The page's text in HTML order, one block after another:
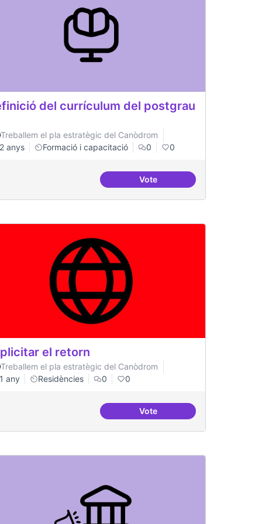
Cibernàrium Canòdrom
del currículum del postgrau
Treballem el pla estratègic del Canòdrom
2 anys
Formació i capacitació 0 0
VoteDefinició del currículum del
el retorn
Treballem el pla estratègic del Canòdrom
1 any
Residències 0 0
VoteExplicitar el retorn